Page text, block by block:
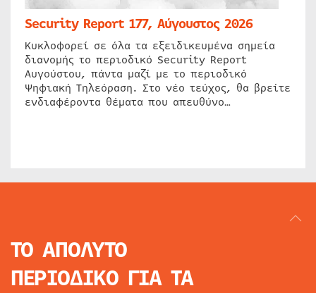
Security Report 177, Αύγουστος 2026
Κυκλοφορεί σε όλα τα εξειδικευμένα σημεία
διανομής το περιοδικό Security Report
Αυγούστου, πάντα μαζί με το περιοδικό
Ψηφιακή Τηλεόραση. Στο νέο τεύχος, θα βρείτε
ενδιαφέροντα θέματα που απευθύνο…
ΤΟ ΑΠΟΛΥΤΟ
ΠΕΡΙΟΔΙΚΟ ΓΙΑ ΤΑ